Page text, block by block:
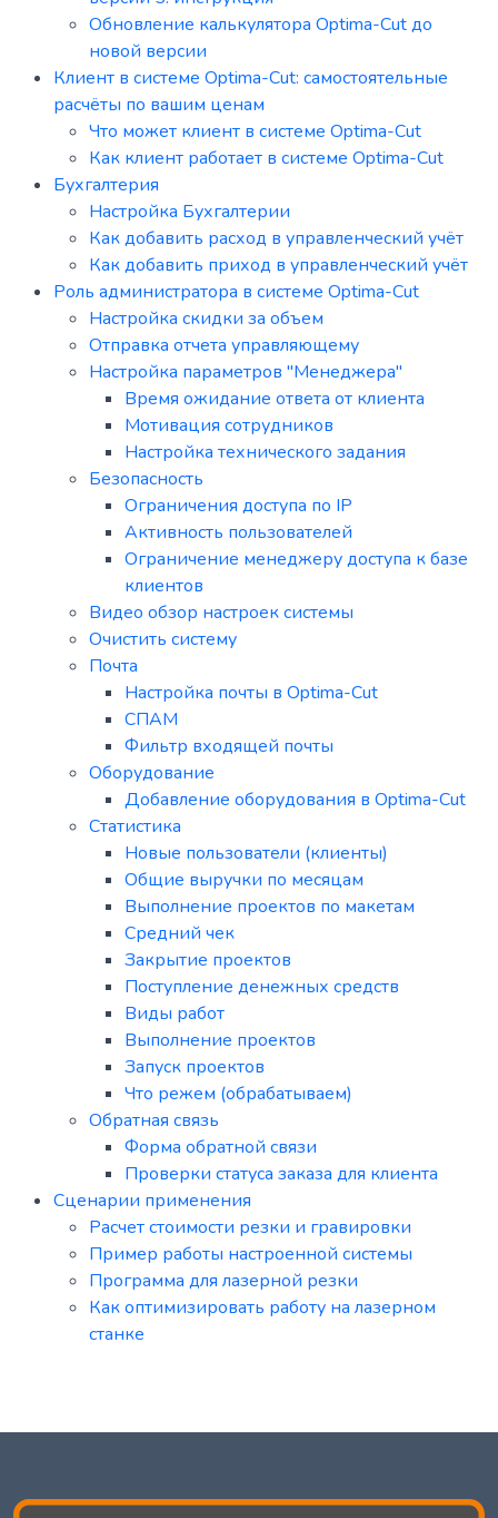
Обновление калькулятора Optima-Cut до
новой версии
Клиент в системе Optima-Cut: самостоятельные
расчёты по вашим ценам
Что может клиент в системе Optima-Cut
Как клиент работает в системе Optima-Cut
Бухгалтерия
Настройка Бухгалтерии
Как добавить расход в управленческий учёт
Как добавить приход в управленческий учёт
Роль администратора в системе Optima-Cut
Настройка скидки за объем
Отправка отчета управляющему
Настройка параметров "Менеджера"
Время ожидание ответа от клиента
Мотивация сотрудников
Настройка технического задания
Безопасность
Ограничения доступа по IP
Активность пользователей
Ограничение менеджеру доступа к базе
клиентов
Видео обзор настроек системы
Очистить систему
Почта
Настройка почты в Optima-Cut
СПАМ
Фильтр входящей почты
Оборудование
Добавление оборудования в Optima-Cut
Статистика
Новые пользователи (клиенты)
Общие выручки по месяцам
Выполнение проектов по макетам
Средний чек
Закрытие проектов
Поступление денежных средств
Виды работ
Выполнение проектов
Запуск проектов
Что режем (обрабатываем)
Обратная связь
Форма обратной связи
Проверки статуса заказа для клиента
Сценарии применения
Расчет стоимости резки и гравировки
Пример работы настроенной системы
Программа для лазерной резки
Как оптимизировать работу на лазерном
станке